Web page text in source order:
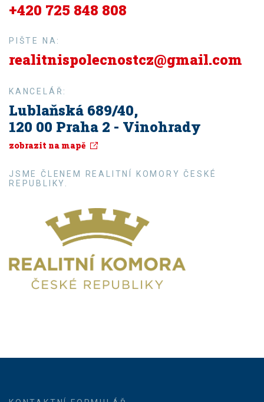
+420 725 848 808
PIŠTE NA:
realitnispolecnostcz@gmail.com
KANCELÁŘ:
Lublaňská 689/40,
120 00 Praha 2 - Vinohrady
zobrazit na mapě
JSME ČLENEM REALITNÍ KOMORY ČESKÉ
REPUBLIKY.